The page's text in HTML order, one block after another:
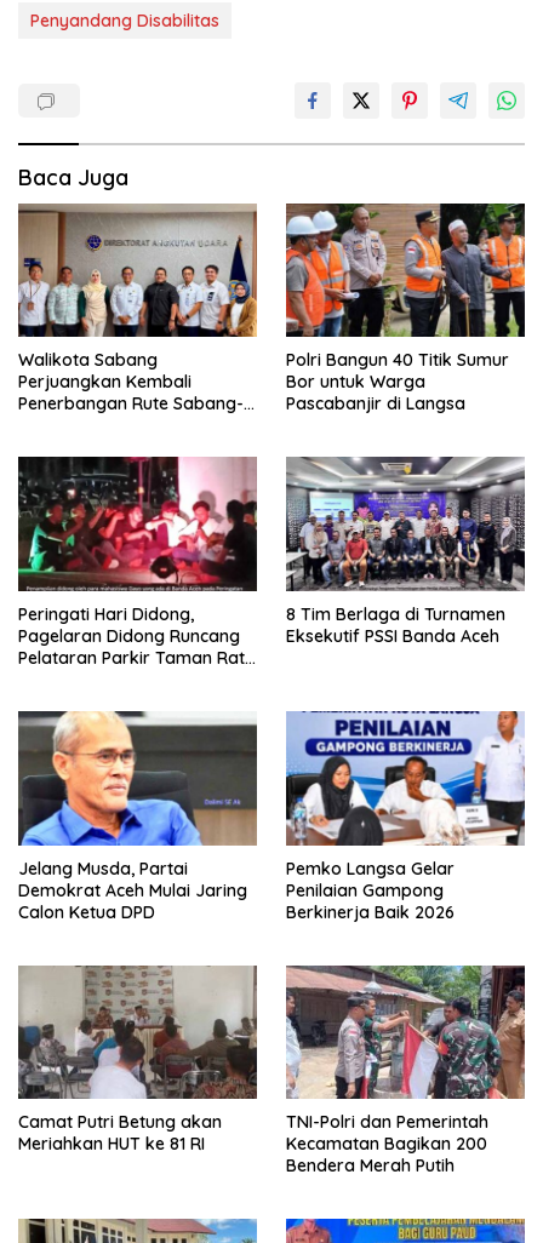
Penyandang Disabilitas
Baca Juga
Walikota Sabang
Perjuangkan Kembali
Penerbangan Rute Sabang-
Polri Bangun 40 Titik Sumur
Bor untuk Warga
Pascabanjir di Langsa
Peringati Hari Didong,
Pagelaran Didong Runcang
Pelataran Parkir Taman Ratu
8 Tim Berlaga di Turnamen
Eksekutif PSSI Banda Aceh
Jelang Musda, Partai
Demokrat Aceh Mulai Jaring
Calon Ketua DPD
Pemko Langsa Gelar
Penilaian Gampong
Berkinerja Baik 2026
Camat Putri Betung akan
Meriahkan HUT ke 81 RI
TNI-Polri dan Pemerintah
Kecamatan Bagikan 200
Bendera Merah Putih